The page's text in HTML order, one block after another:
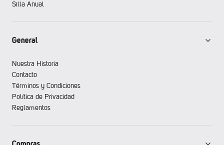
Silla Anual
General
Nuestra Historia
Contacto
Términos y Condiciones
Política de Privacidad
Reglamentos